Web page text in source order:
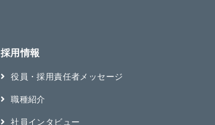
採用情報
役員・採用責任者メッセージ
職種紹介
社員インタビュー